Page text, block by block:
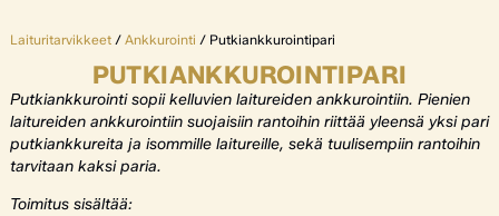
Laituritarvikkeet/ Ankkurointi / Putkiankkurointipari
PUTKIANKKUROINTIPARI
Putkiankkurointi sopii kelluvien laitureiden ankkurointiin. Pienien
laitureiden ankkurointiin suojaisiin rantoihin riittää yleensä yksi pari
putkiankkureita ja isommille laitureille, sekä tuulisempiin rantoihin
tarvitaan kaksi paria.
Toimitus sisältää: